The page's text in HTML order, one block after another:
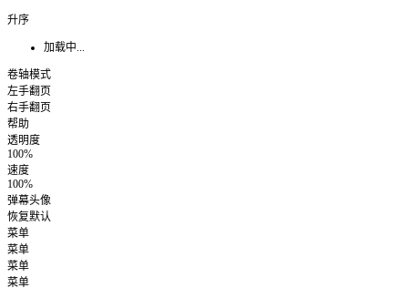
升序
加载中...
卷轴模式
左手翻页
右手翻页
帮助
透明度
100%
速度
100%
弹幕头像
恢复默认
菜单
菜单
菜单
菜单